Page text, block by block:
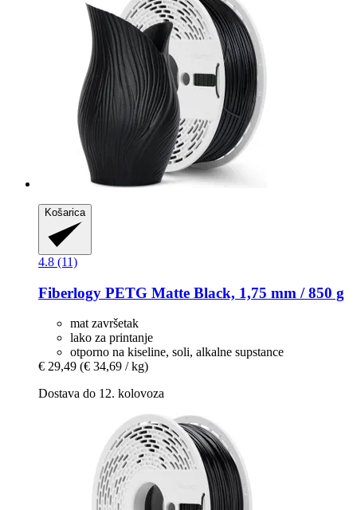
Košarica
4.8 (11)
Fiberlogy PETG Matte Black, 1,75 mm / 850 g
mat završetak
lako za printanje
otporno na kiseline, soli, alkalne supstance
€ 29,49 (€ 34,69 / kg)
Dostava do 12. kolovoza